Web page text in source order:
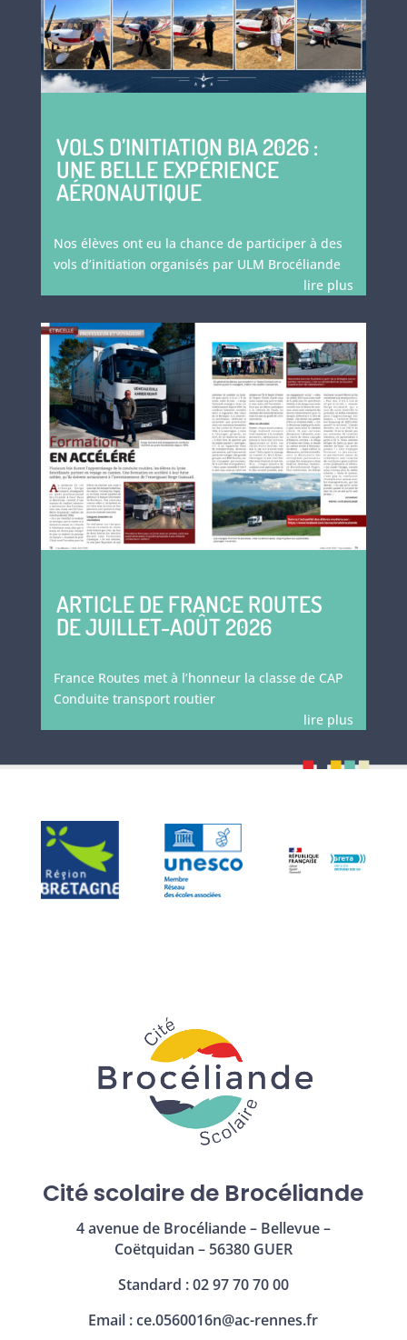
VOLS D’INITIATION BIA 2026 :
UNE BELLE EXPÉRIENCE
AÉRONAUTIQUE
Nos élèves ont eu la chance de participer à des
vols d’initiation organisés par ULM Brocéliande
lire plus
ARTICLE DE FRANCE ROUTES
DE JUILLET-AOÛT 2026
France Routes met à l’honneur la classe de CAP
Conduite transport routier
lire plus
Cité scolaire de Brocéliande
4 avenue de Brocéliande – Bellevue –
Coëtquidan – 56380 GUER
Standard : 02 97 70 70 00
Email :ce.0560016n@ac-rennes.fr